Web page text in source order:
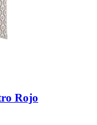
Rojo